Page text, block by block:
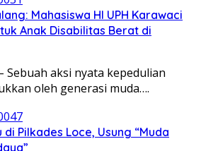
Mahasiswa HI UPH Karawaci
Anak Disabilitas Berat di
Sebuah aksi nyata kepedulian
oleh generasi muda….
Pilkades Loce, Usung “Muda